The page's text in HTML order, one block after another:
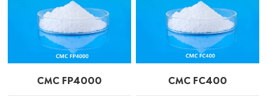
CMC FP4000 CMC FC400